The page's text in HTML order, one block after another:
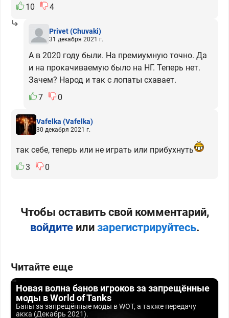
10
4
Privet(Chuvaki)
31 декабря 2021 г.
А в 2020 году были. На премиумную точно. Да
и на прокачиваемую было на НГ. Теперь нет.
Зачем? Народ и так с лопаты схавает.
7
0
Vafelka (Vafelka)
30 декабря 2021 г.
так себе, теперь или не играть или прибухнуть
3
0
Чтобы оставить свой комментарий,
войдитеили зарегистрируйтесь.
Читайте еще
Новая волна банов игроков за запрещённые
моды в World of Tanks
Баны за запрещённые моды в WOT, а также передачу
акка (Декабрь 2021).